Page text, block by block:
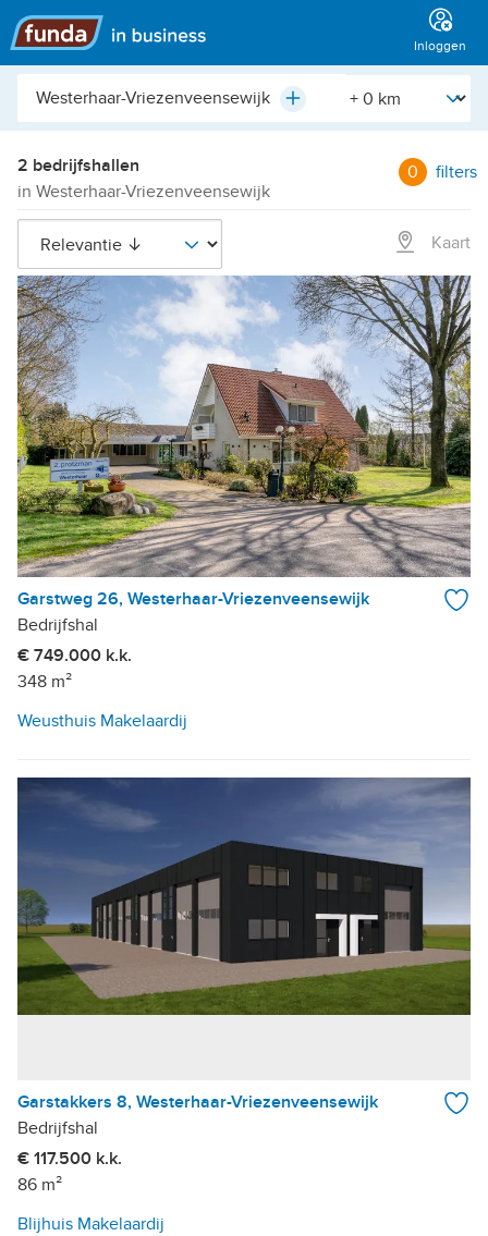
Hoofdmenu
Inloggen
Plaats,
etc.
Plus [Straal]
2 bedrijfshallen
in Westerhaar-Vriezenveensewijk
0 filters
Kaart
Garstweg 26, Westerhaar-Vriezenveensewijk
Bedrijfshal
€ 749.000 k.k.
348 m²
Weusthuis Makelaardij
Garstakkers 8, Westerhaar-Vriezenveensewijk
Bedrijfshal
€ 117.500 k.k.
86 m²
Blijhuis Makelaardij